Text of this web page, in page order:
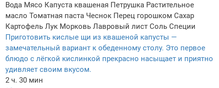
Вода Мясо Капуста квашеная Петрушка Растительное
масло Томатная паста Чеснок Перец горошком Сахар
Картофель Лук Морковь Лавровый лист Соль Специи
Приготовить кислые щи из квашеной капусты —
замечательный вариант к обеденному столу. Это первое
блюдо с лёгкой кислинкой прекрасно насыщает и приятно
удивляет своим вкусом.
2 ч. 30 мин